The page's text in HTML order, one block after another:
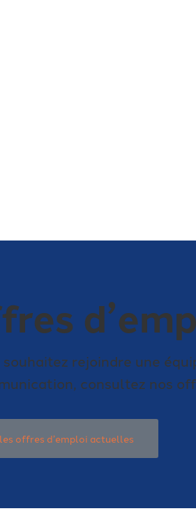
souhaitez rejoindre une
consultez nos
offres d’emploi actuelles